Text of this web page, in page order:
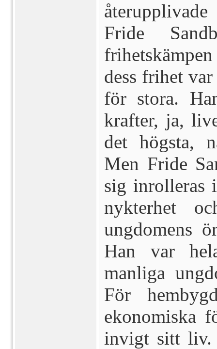
Fride
dess frihet
för stora.
krafter, ja,
det högsta,
Men Fride
sig inrolleras
nykterhet
ungdomens
Han var
manliga
För
ekonomiska
invigt sitt liv.